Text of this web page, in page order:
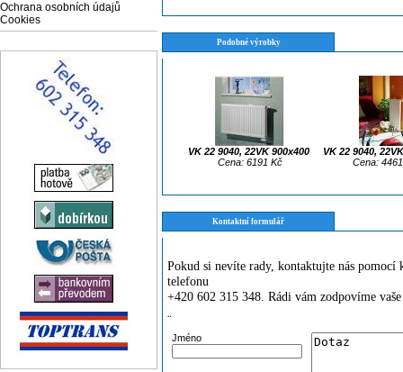
Ochrana osobních údajů
Cookies
Podobné výrobky
VK 22 9040, 22VK 900x400
Cena: 6191 Kč
VK 22 9040,
Cena:
Kontaktní formulář
Pokud si nevíte rady, kontaktujte nás
telefonu
+420 602 315 348. Rádi vám zodpovíme
¨
Jméno